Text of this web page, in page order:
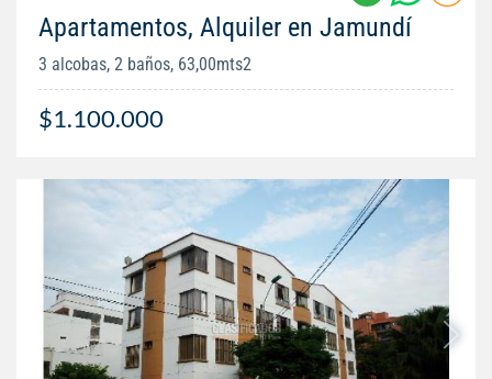
Apartamentos, Alquiler en Jamundí
3 alcobas, 2 baños, 63,00mts2
$1.100.000